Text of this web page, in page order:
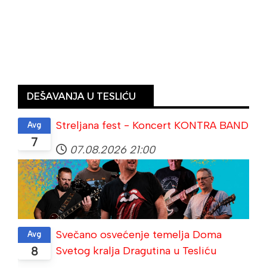
DEŠAVANJA U TESLIĆU
7
Avg
Streljana fest - Koncert KONTRA BAND
07.08.2026 21:00
8
Avg
Svečano osvećenje temelja Doma
Svetog kralja Dragutina u Tesliću